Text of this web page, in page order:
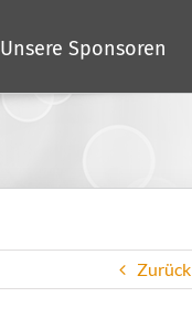
Unsere Sponsoren
Zurück